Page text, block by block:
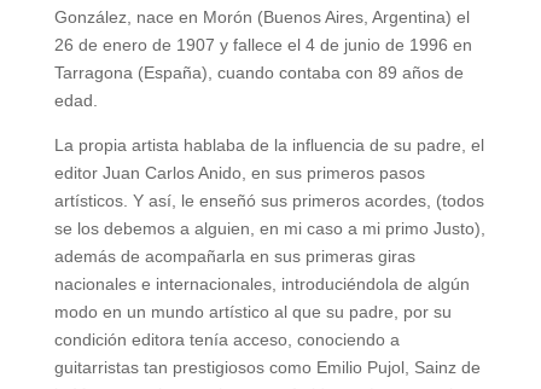
González, nace en Morón (Buenos Aires, Argentina) el
26 de enero de 1907 y fallece el 4 de junio de 1996 en
Tarragona (España), cuando contaba con 89 años de
edad.
La propia artista hablaba de la influencia de su padre, el
editor Juan Carlos Anido, en sus primeros pasos
artísticos. Y así, le enseñó sus primeros acordes, (todos
se los debemos a alguien, en mi caso a mi primo Justo),
además de acompañarla en sus primeras giras
nacionales e internacionales, introduciéndola de algún
modo en un mundo artístico al que su padre, por su
condición editora tenía acceso, conociendo a
guitarristas tan prestigiosos como Emilio Pujol, Sainz de